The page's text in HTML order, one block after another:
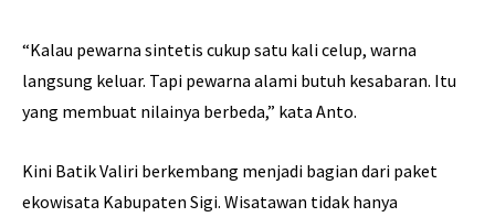
“Kalau pewarna sintetis cukup satu kali celup, warna
langsung keluar. Tapi pewarna alami butuh kesabaran. Itu
yang membuat nilainya berbeda,” kata Anto.
Kini Batik Valiri berkembang menjadi bagian dari paket
ekowisata Kabupaten Sigi. Wisatawan tidak hanya